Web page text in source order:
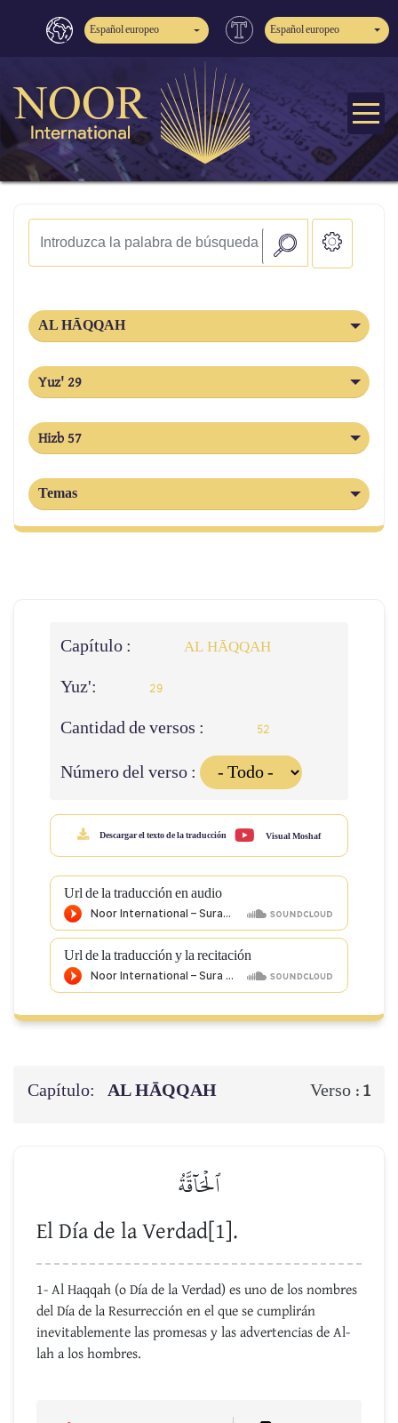
Español europeo Español europeo
AL HĀQQAH
Yuz' 29
Hizb 57
Temas
Capítulo : AL HĀQQAH
Yuz': 29
Cantidad de versos : 52
Número del verso :
Descargar el texto de la traducción Visual Moshaf
Url de la traducción en audio
Url de la traducción y la recitación
Capítulo: AL HĀQQAH Verso : 1
ٱلۡحَآقَّةُ
El Día de la Verdad[1].
1- Al Haqqah (o Día de la Verdad) es uno de los nombres
del Día de la Resurrección en el que se cumplirán
inevitablemente las promesas y las advertencias de Al-
lah a los hombres.